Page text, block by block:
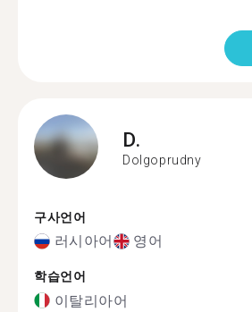
D.
Dolgoprudny
구사언어
러시아어 영어
학습언어
이탈리아어